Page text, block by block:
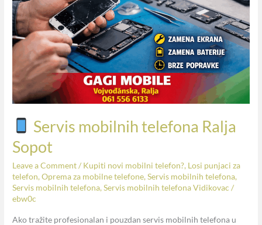
Servis mobilnih telefona Ralja
Sopot
Leave a Comment/ Kupiti novi mobilni telefon?, Losi punjaci za
telefon,Oprema za mobilne telefone,Servis mobilnih telefona,
Servis mobilnih telefona,Servis mobilnih telefona Vidikovac /
ebw0c
Ako tražite profesionalan i pouzdan servis mobilnih telefona u
Ralja
Sopot